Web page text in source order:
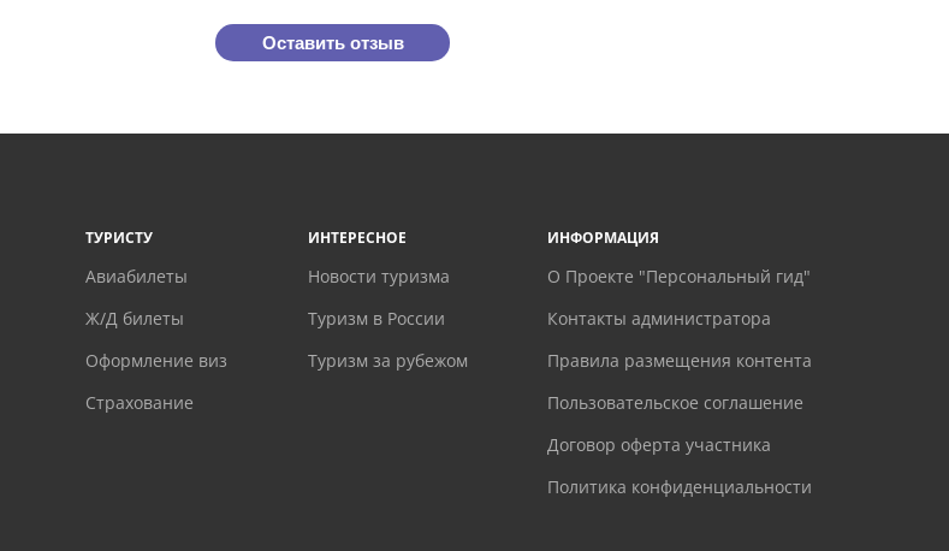
Оставить отзыв
ТУРИСТУ
Авиабилеты
Ж/Д билеты
Оформление виз
Страхование
ИНТЕРЕСНОЕ
Новости туризма
Туризм в России
Туризм за рубежом
ИНФОРМАЦИЯ
О Проекте "Персональный гид"
Контакты администратора
Правила размещения контента
Пользовательское соглашение
Договор оферта участника
Политика конфиденциальности